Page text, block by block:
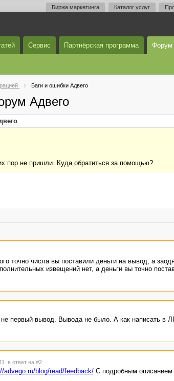
Биржа маркетинга Каталог услуг
Сервис Партнёрская программа Форум
Баги и ошибки Адвего
Адвего
пор не пришли. Куда обратиться за помощью?
точно числа вы поставили деньги на вывод, а
извещений нет, а деньги вы точно
не первый вывод. Вывода не было. А как написать в
в ответ на #2
advego.ru/blog/read/feedback/С подробным описанием